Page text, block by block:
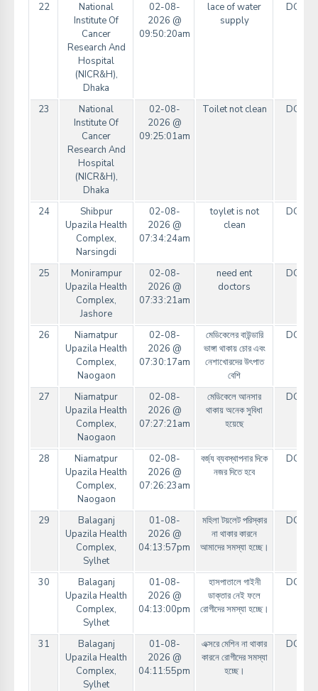
22
National
Institute Of
Cancer
Research And
Hospital
(NICR&H),
Dhaka
02-08-
2026 @
09:50:20am
lace of water
supply
DGHS
23
National
Institute Of
Cancer
Research And
Hospital
(NICR&H),
Dhaka
02-08-
2026 @
09:25:01am
Toilet not clean DGHS
24
Shibpur
Upazila Health
Complex,
Narsingdi
02-08-
2026 @
07:34:24am
toylet is not
clean
DGHS
25
Monirampur
Upazila Health
Complex,
Jashore
02-08-
2026 @
07:33:21am
need ent
doctors
DGHS
26
Niamatpur
Upazila Health
Complex,
Naogaon
02-08-
2026 @
07:30:17am
মেডিকেলের বাউন্ডারি
ভাঙ্গা থাকায় চোর এবং
নেশাখোরদের উৎপাত
বেশি
DGHS
27
Niamatpur
Upazila Health
Complex,
Naogaon
02-08-
2026 @
07:27:21am
মেডিকেলে আনসার
থাকায় অনেক সুবিধা
হয়েছে
DGHS
28
Niamatpur
Upazila Health
Complex,
Naogaon
02-08-
2026 @
07:26:23am
বর্জ্য ব্যবস্থাপনার দিকে
নজর দিতে হবে
DGHS
29
Balaganj
Upazila Health
Complex,
Sylhet
01-08-
2026 @
04:13:57pm
মহিলা টয়লেট পরিস্কার
না থাকার কারনে
আমাদের সমস্যা হচ্ছে।
DGHS
30
Balaganj
Upazila Health
Complex,
Sylhet
01-08-
2026 @
04:13:00pm
হাসপাতালে গাইনী
ডাক্তার নেই ফলে
রোগীদের সমস্যা হচ্ছে।
DGHS
31
Balaganj
Upazila Health
Complex,
Sylhet
01-08-
2026 @
04:11:55pm
এক্সরে মেশিন না থাকার
কারনে রোগীদের সমস্যা
হচ্ছে।
DGHS